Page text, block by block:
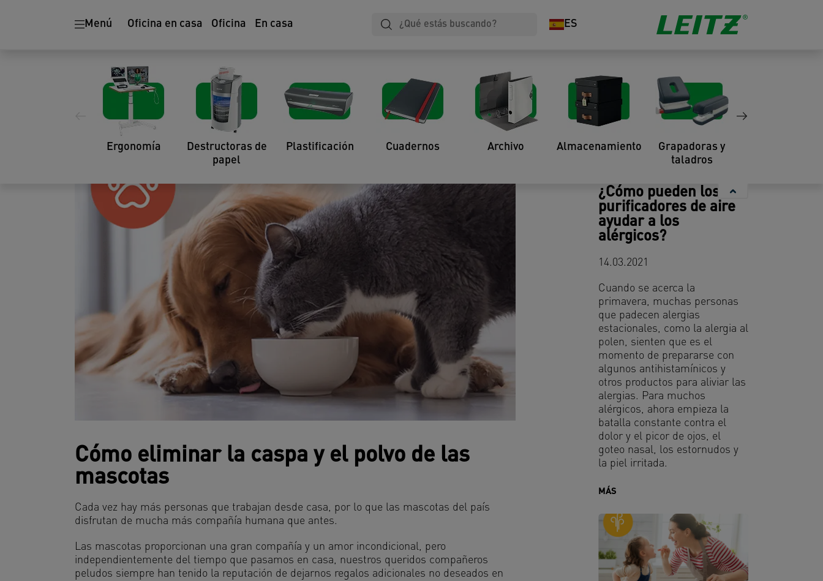
Menú Oficina en casa Oficina En casa ES
Ergonomía
Destructoras de
papel
Plastificación Cuadernos Archivo Almacenamiento
Grapadoras y
taladros
mascotas
14.03.2021
Cómo eliminar la caspa y el polvo de las
mascotas
Cada vez hay más personas que trabajan desde casa, por lo que las mascotas del país
disfrutan de mucha más compañía humana que antes.
Las mascotas proporcionan una gran compañía y un amor incondicional, pero
independientemente del tiempo que pasamos en casa, nuestros queridos compañeros
peludos siempre han tenido la reputación de dejarnos regalos adicionales no deseados en
te guste
¿Cómo pueden los
purificadores de aire
ayudar a los
alérgicos?
14.03.2021
Cuando se acerca la
primavera, muchas personas
que padecen alergias
estacionales, como la alergia al
polen, sienten que es el
momento de prepararse con
algunos antihistamínicos y
otros productos para aliviar las
alergias. Para muchos
alérgicos, ahora empieza la
batalla constante contra el
dolor y el picor de ojos, el
goteo nasal, los estornudos y
la piel irritada.
MÁS